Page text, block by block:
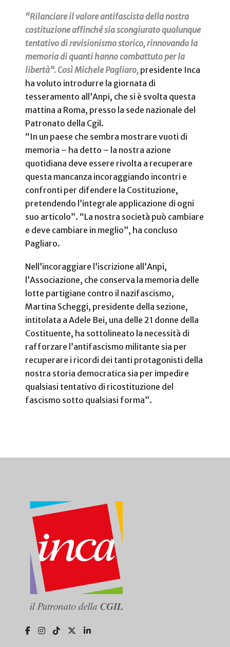
“Rilanciare il valore antifascista della nostra
costituzione affinché sia scongiurato qualunque
tentativo di revisionismo storico, rinnovando la
memoria di quanti hanno combattuto per la
libertà”. Così Michele Pagliaro, presidente Inca
ha voluto introdurre la giornata di
tesseramento all’Anpi, che si è svolta questa
mattina a Roma, presso la sede nazionale del
Patronato della Cgil.
“In un paese che sembra mostrare vuoti di
memoria – ha detto – la nostra azione
quotidiana deve essere rivolta a recuperare
questa mancanza incoraggiando incontri e
confronti per difendere la Costituzione,
pretendendo l’integrale applicazione di ogni
suo articolo”. “La nostra società può cambiare
e deve cambiare in meglio”, ha concluso
Pagliaro.
Nell’incoraggiare l’iscrizione all’Anpi,
l’Associazione, che conserva la memoria delle
lotte partigiane contro il nazifascismo,
Martina Scheggi, presidente della sezione,
intitolata a Adele Bei, una delle 21 donne della
Costituente, ha sottolineato la necessità di
rafforzare l’antifascismo militante sia per
recuperare i ricordi dei tanti protagonisti della
nostra storia democratica sia per impedire
qualsiasi tentativo di ricostituzione del
fascismo sotto qualsiasi forma”.